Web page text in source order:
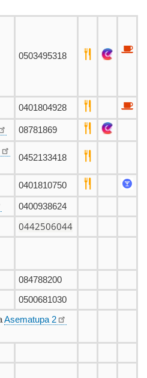
0503495318
0401804928
08781869
0452133418
0401810750
0400938624
0442506044
084788200
0500681030
Asematupa 2